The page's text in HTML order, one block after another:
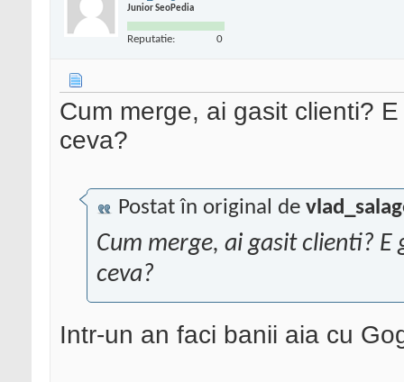
Junior SeoPedia
Reputatie: 0
Cum merge, ai gasit clienti?
ceva?
Postat în original de
Cum merge, ai gasit clienti?
ceva?
Intr-un an faci banii aia cu